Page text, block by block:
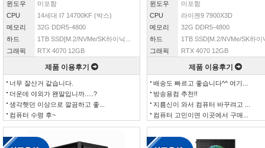
윈도우
미포함
CPU
14세대 I7 14700KF (박스)
메모리
32G DDR5-4800
하드
1TB SSD[M.2/NVMe/SK하이닉...
그래픽
RTX 4070 12GB
제품 이용후기
너무 잘산거 같습니다.
더운데 야외가 왠말입니까.....?
생각햇던 이상으로 깔끔하고 좋...
컴퓨터 수령 후~
윈도우
미포함
CPU
라이젠9 7900X3D
메모리
32G DDR5-4800
하드
1TB SSD[M.2/NVMe/SK하이
그래픽
RTX 4070 12GB
제품 이용후기
배송도 빠르고 좋습니다^^ 여기...
방송용컴 추천!!
지름신이 와서 컴퓨터 바꾸려고 ...
컴퓨터 고민이면 이곳에서 구매...